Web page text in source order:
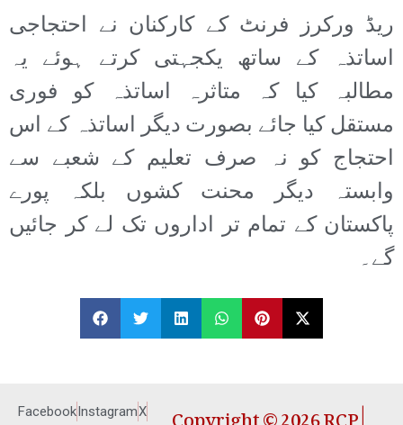
ریڈ ورکرز فرنٹ کے کارکنان نے احتجاجی
اساتذہ کے ساتھ یکجہتی کرتے ہوئے یہ
مطالبہ کیا کہ متاثرہ اساتذہ کو فوری
مستقل کیا جائے بصورت دیگر اساتذہ کے اس
احتجاج کو نہ صرف تعلیم کے شعبے سے
وابستہ دیگر محنت کشوں بلکہ پورے
پاکستان کے تمام تر اداروں تک لے کر جائیں
گے۔
Facebook InstagramX
Copyright © 2026 RCP |